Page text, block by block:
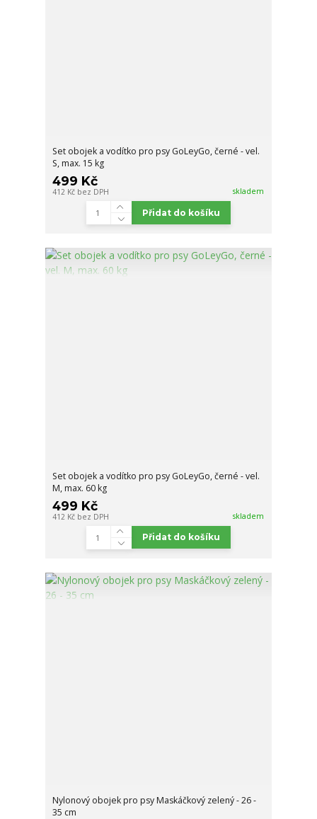
Set obojek a vodítko pro psy GoLeyGo, černé - vel.
S, max. 15 kg
499 Kč
412 Kč bez DPH skladem
Přidat do košíku
Set obojek a vodítko pro psy GoLeyGo, černé - vel.
M, max. 60 kg
499 Kč
412 Kč bez DPH skladem
Přidat do košíku
Nylonový obojek pro psy Maskáčkový zelený - 26 -
35 cm